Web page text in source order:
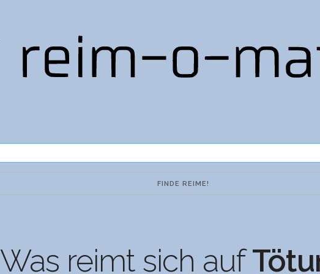
Was reimt sich auf